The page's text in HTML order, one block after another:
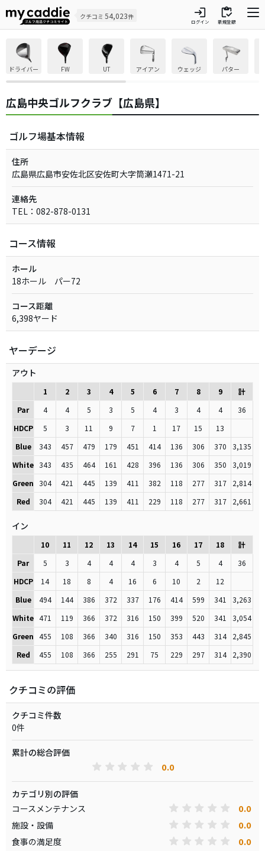
クチコミ 54,023件 login
ログイン
inventory
新規登録
ドライバー FW UT アイアン ウェッジ パター
広島中央ゴルフクラブ【広島県】
ゴルフ場基本情報
住所
広島県広島市安佐北区安佐町大字筒瀬1471-21
連絡先
TEL：082-878-0131
コース情報
ホール
18ホール パー72
コース距離
6,398ヤード
ヤーデージ
アウト
1 2 3 4 5 6 7 8 9
計
Par
4 4 5 3 5 4 3 4 4
36
HDCP
5 3 11 9 7 1 17 15
13
Blue
343 457 479 179 451 414 136 306 370
3,135
White 343 435 464 161 428 396 136 306 350
3,019
Green 304 421 445 139 411 382 118 277 317
2,814
Red
304 421 445 139 411 229 118 277 317 2,661
イン
10 11 12 13 14 15 16 17 18
計
Par
5 3 4 4 4 3 4 5 4
36
HDCP
14 18 8 4 16 6 10 2
12
Blue
494 144 386 372 337 176 414 599 341
3,263
White 471 119 366 372 316 150 399 520 341
3,054
Green 455 108 366 340 316 150 353 443 314
2,845
Red
455 108 366 255 291 75 229 297 314 2,390
クチコミの評価
クチコミ件数
0件
累計の総合評価
0.0
カテゴリ別の評価
コースメンテナンス
0.0
施設・設備 0.0
食事の満足度 0.0